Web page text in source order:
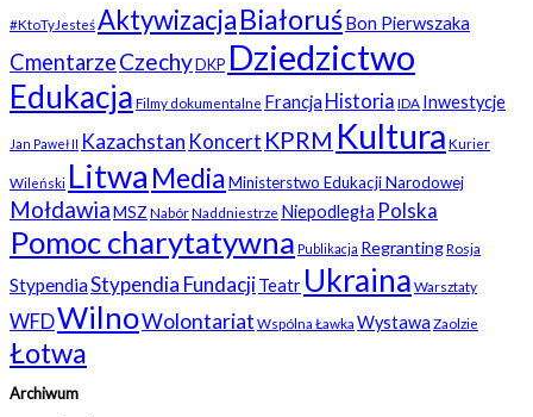
#KtoTyJesteśAktywizacjaBiałoruśBon Pierwszaka
CmentarzeCzechyDKP Dziedzictwo
Edukacja Filmy dokumentalne Francja Historia IDA Inwestycje
Jan Paweł II Kazachstan Koncert KPRM Kultura Kurier
Wileński Litwa MediaMinisterstwo Edukacji Narodowej
MołdawiaMSZ NabórNaddniestrze Niepodległa Polska
Pomoc charytatywna Publikacja RegrantingRosja
StypendiaStypendia FundacjiTeatr Ukraina Warsztaty
WFDWilnoWolontariat Wspólna Ławka Wystawa Zaolzie
Łotwa
Archiwum